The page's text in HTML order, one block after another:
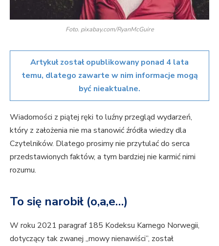
Foto. pixabay.com/RyanMcGuire
Artykuł został opublikowany ponad 4 lata
temu, dlatego zawarte w nim informacje mogą
być nieaktualne.
Wiadomości z piątej ręki to luźny przegląd wydarzeń,
który z założenia nie ma stanowić źródła wiedzy dla
Czytelników. Dlatego prosimy nie przytulać do serca
przedstawionych faktów, a tym bardziej nie karmić nimi
rozumu.
To się narobił (o,a,e…)
W roku 2021 paragraf 185 Kodeksu Karnego Norwegii,
dotyczący tak zwanej „mowy nienawiści”, został